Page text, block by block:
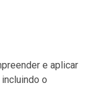
e aplicar
o